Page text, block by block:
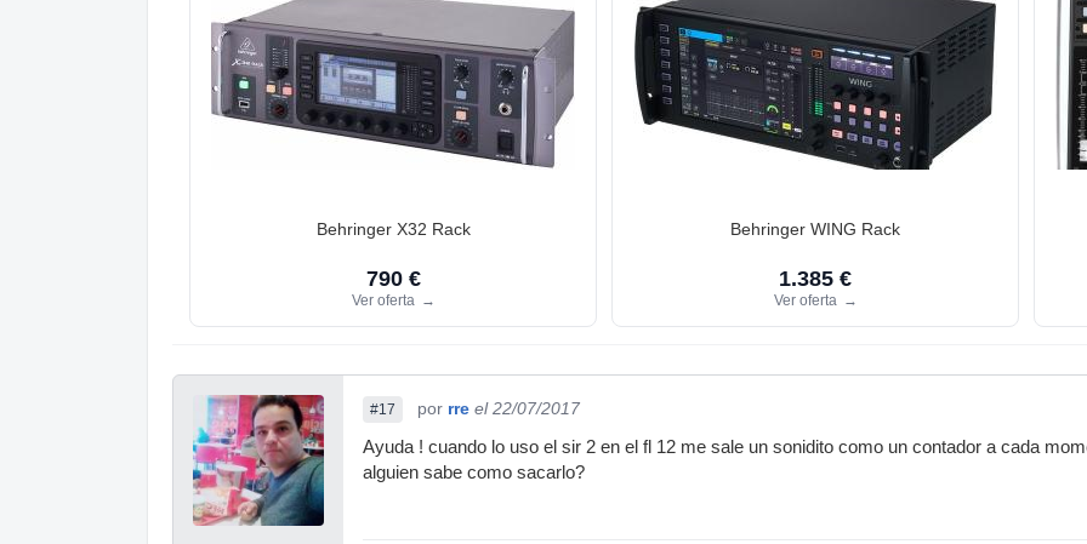
Behringer X32 Rack
790 €
Ver oferta →
Behringer WING Rack
1.385 €
Ver oferta →
#17 por rre el 22/07/2017
Ayuda ! cuando lo uso el sir 2 en el fl 12 me sale un sonidito como un contador a cada
alguien sabe como sacarlo?